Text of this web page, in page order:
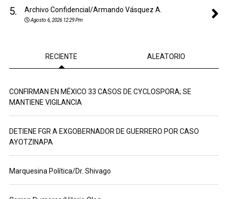
5. Archivo Confidencial/Armando Vásquez A.
Agosto 6, 2026 12:29 Pm
RECIENTE ALEATORIO
CONFIRMAN EN MÉXICO 33 CASOS DE CYCLOSPORA; SE
MANTIENE VIGILANCIA
DETIENE FGR A EXGOBERNADOR DE GUERRERO POR CASO
AYOTZINAPA
Marquesina Política/Dr. Shivago